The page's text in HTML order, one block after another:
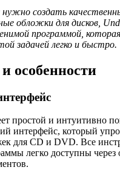
создать
обложки для дисков,
программой,
задачей легко и быстро.
особенности
простой и интуитивно
интерфейс, который
для CD и DVD. Все
легко доступны